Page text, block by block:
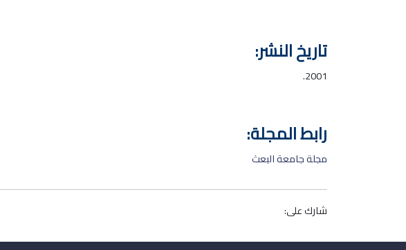
تاريخ النشر:
2001.
رابط المجلة:
مجلة جامعة البعث
شارك على: